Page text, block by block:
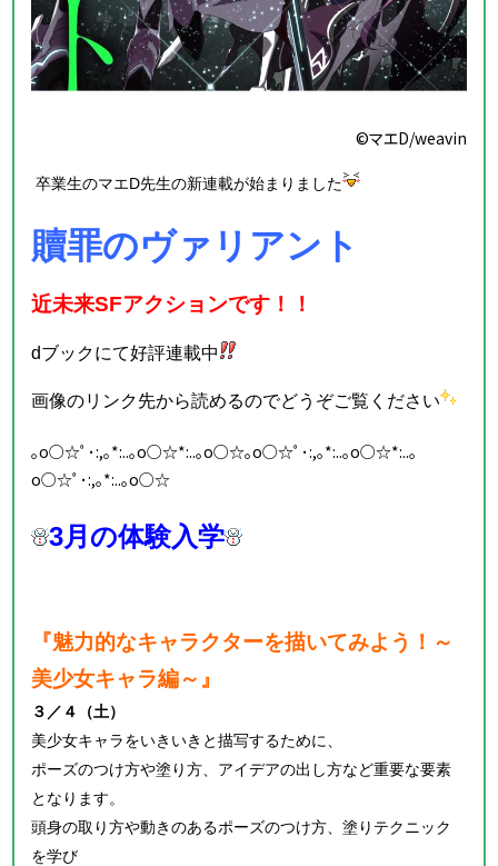
©マエD/weavin
卒業生のマエD先生の新連載が始まりました
贖罪のヴァリアント
近未来SFアクションです！！
dブックにて好評連載中
画像のリンク先から読めるのでどうぞご覧ください
｡o○☆ﾟ･:,｡*:..｡o○☆*:..｡o○☆｡o○☆ﾟ･:,｡*:..｡o○☆*:..｡
o○☆ﾟ･:,｡*:..｡o○☆
3月の体験入学
『魅力的なキャラクターを描いてみよう！ ～
美少女キャラ編～』
３／４（土）
美少女キャラをいきいきと描写するために、
ポーズのつけ方や塗り方、アイデアの出し方など重要な要素
となります。
頭身の取り方や動きのあるポーズのつけ方、塗りテクニック
を学び